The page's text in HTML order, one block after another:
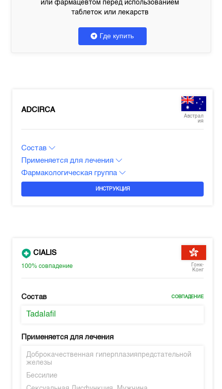
или фармацевтом перед использованием
таблеток или лекарств
Где купить
ADCIRCA
Австрал
ия
Состав
Применяется для лечения
Фармакологическая группа
ИНСТРУКЦИЯ
CIALIS
100%совпадение
Гонк-
Конг
Состав СОВПАДЕНИЕ
Tadalafil
Применяется для лечения
Доброкачественная гиперплазияпредстательной
железы
Бессилие